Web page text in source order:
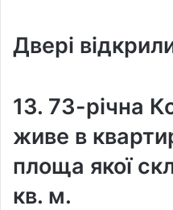
Двері
13. 73-річна
живе в
площа якої
кв. м.